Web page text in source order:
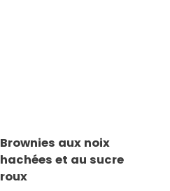
Brownies aux noix
hachées et au sucre
roux